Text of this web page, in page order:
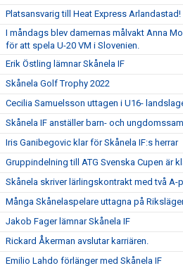
Platsansvarig till Heat Express Arlandastad!
I måndags blev damernas målvakt Anna
för att spela U-20 VM i Slovenien.
Erik Östling lämnar Skånela IF
Skånela Golf Trophy 2022
Cecilia Samuelsson uttagen i U16-
Skånela IF anställer barn- och
Iris Ganibegovic klar för Skånela IF:s herrar
Gruppindelning till ATG Svenska Cupen är
Skånela skriver lärlingskontrakt med två A-
Många Skånelaspelare uttagna på
Jakob Fager lämnar Skånela IF
Rickard Åkerman avslutar karriären.
Emilio Lahdo förlänger med Skånela IF